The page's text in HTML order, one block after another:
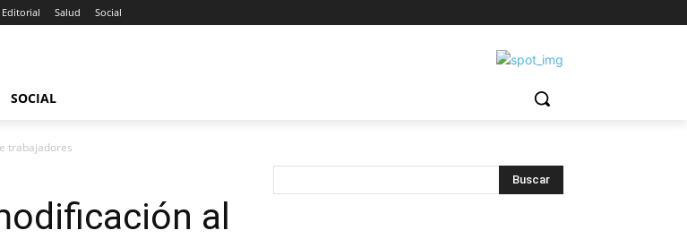
Editorial Salud Social
SOCIAL
trabajadores
al